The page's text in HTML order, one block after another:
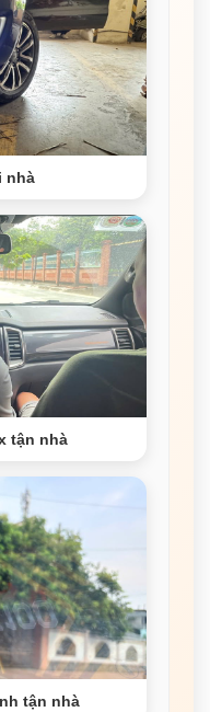
nhà
tận nhà
tận nhà